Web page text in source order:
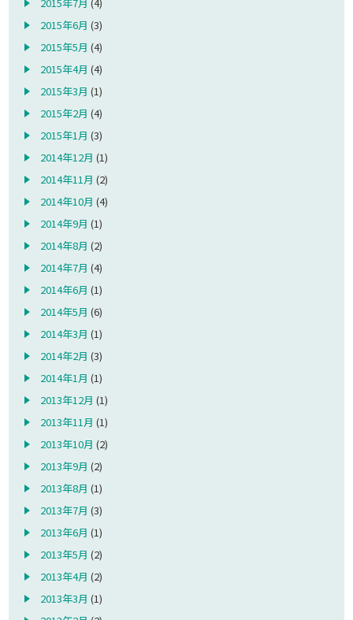
2015年6月 (3)
2015年5月 (4)
2015年4月 (4)
2015年3月 (1)
2015年2月 (4)
2015年1月 (3)
2014年12月 (1)
2014年11月 (2)
2014年10月 (4)
2014年9月 (1)
2014年8月 (2)
2014年7月 (4)
2014年6月 (1)
2014年5月 (6)
2014年3月 (1)
2014年2月 (3)
2014年1月 (1)
2013年12月 (1)
2013年11月 (1)
2013年10月 (2)
2013年9月 (2)
2013年8月 (1)
2013年7月 (3)
2013年6月 (1)
2013年5月 (2)
2013年4月 (2)
2013年3月 (1)